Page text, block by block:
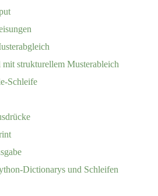
mit strukturellem Musterableich
Schleife
Dictionarys und Schleifen